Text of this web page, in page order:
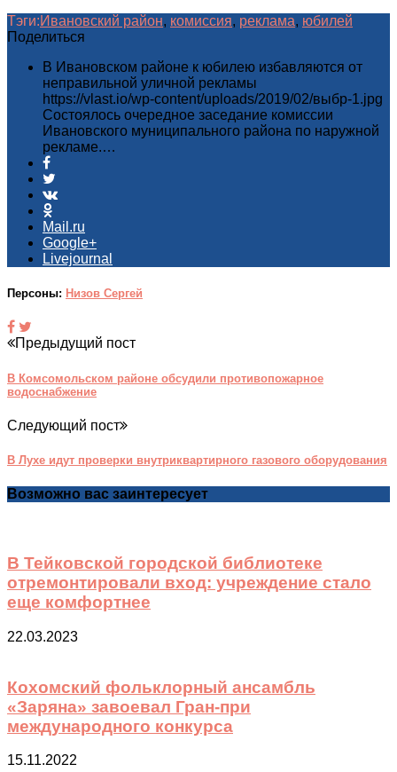
Тэги:Ивановский район, комиссия, реклама, юбилей
Поделиться
В Ивановском районе к юбилею избавляются от
неправильной уличной рекламы
https://vlast.io/wp-content/uploads/2019/02/выбр-1.jpg
Состоялось очередное заседание комиссии
Ивановского муниципального района по наружной
рекламе.…
Mail.ru
Google+
Livejournal
Персоны: Низов Сергей
Предыдущий пост
В Комсомольском районе обсудили противопожарное
водоснабжение
Следующий пост
В Лухе идут проверки внутриквартирного газового оборудования
Возможно вас заинтересует
В Тейковской городской библиотеке
отремонтировали вход: учреждение стало
еще комфортнее
22.03.2023
Кохомский фольклорный ансамбль
«Заряна» завоевал Гран-при
международного конкурса
15.11.2022